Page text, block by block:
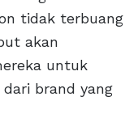
tidak terbuang
akan
untuk
brand yang